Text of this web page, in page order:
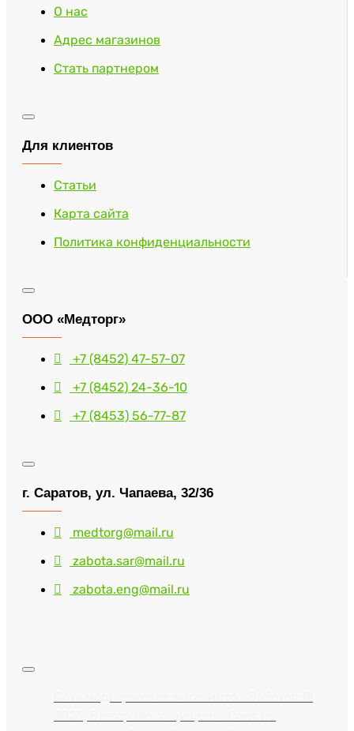
О нас
Адрес магазинов
Стать партнером
Для клиентов
Статьи
Карта сайта
Политика конфиденциальности
ООО «Медторг»
+7 (8452) 47-57-07
+7 (8452) 24-36-10
+7 (8453) 56-77-87
г. Саратов, ул. Чапаева, 32/36
medtorg@mail.ru
zabota.sar@mail.ru
zabota.eng@mail.ru